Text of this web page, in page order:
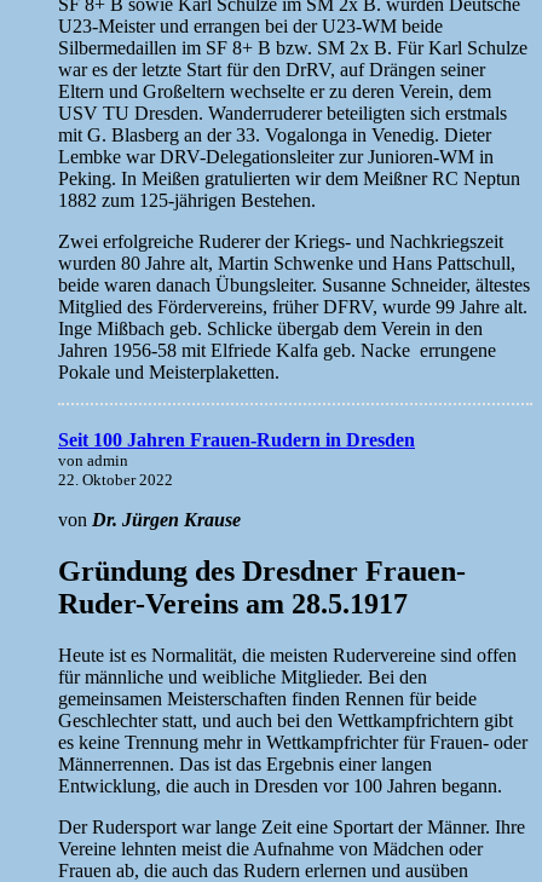
SF 8+ B sowie Karl Schulze im SM 2x B. wurden Deutsche
U23-Meister und errangen bei der U23-WM beide
Silbermedaillen im SF 8+ B bzw. SM 2x B. Für Karl Schulze
war es der letzte Start für den DrRV, auf Drängen seiner
Eltern und Großeltern wechselte er zu deren Verein, dem
USV TU Dresden. Wanderruderer beteiligten sich erstmals
mit G. Blasberg an der 33. Vogalonga in Venedig. Dieter
Lembke war DRV-Delegationsleiter zur Junioren-WM in
Peking. In Meißen gratulierten wir dem Meißner RC Neptun
1882 zum 125-jährigen Bestehen.
Zwei erfolgreiche Ruderer der Kriegs- und Nachkriegszeit
wurden 80 Jahre alt, Martin Schwenke und Hans Pattschull,
beide waren danach Übungsleiter. Susanne Schneider, ältestes
Mitglied des Fördervereins, früher DFRV, wurde 99 Jahre alt.
Inge Mißbach geb. Schlicke übergab dem Verein in den
Jahren 1956-58 mit Elfriede Kalfa geb. Nacke errungene
Pokale und Meisterplaketten.
Seit 100 Jahren Frauen-Rudern in Dresden
von admin
22. Oktober 2022
von Dr. Jürgen Krause
Gründung des Dresdner Frauen-
Ruder-Vereins am 28.5.1917
Heute ist es Normalität, die meisten Rudervereine sind offen
für männliche und weibliche Mitglieder. Bei den
gemeinsamen Meisterschaften finden Rennen für beide
Geschlechter statt, und auch bei den Wettkampfrichtern gibt
es keine Trennung mehr in Wettkampfrichter für Frauen- oder
Männerrennen. Das ist das Ergebnis einer langen
Entwicklung, die auch in Dresden vor 100 Jahren begann.
Der Rudersport war lange Zeit eine Sportart der Männer. Ihre
Vereine lehnten meist die Aufnahme von Mädchen oder
Frauen ab, die auch das Rudern erlernen und ausüben